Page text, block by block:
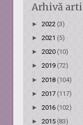
Arhivă
►2022 (3)
►2021(5)
►2020 (10)
►2019 (72)
►2018 (104)
►2017(117)
►2016 (102)
►2015(83)